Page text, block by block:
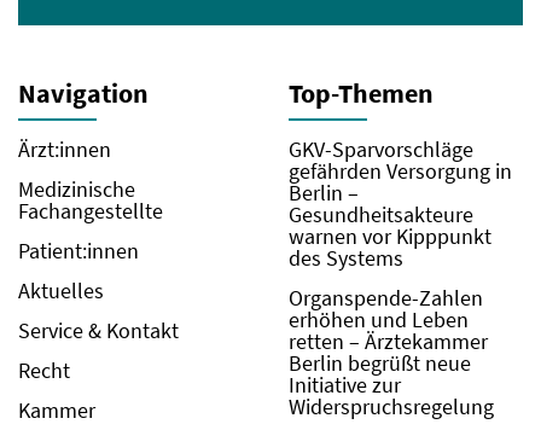
Navigation
Ärzt:innen
Medizinische
Fachangestellte
Patient:innen
Aktuelles
Service & Kontakt
Recht
Kammer
Top-Themen
GKV-Sparvorschläge
gefährden Versorgung in
Berlin –
Gesundheitsakteure
warnen vor Kipppunkt
des Systems
Organspende-Zahlen
erhöhen und Leben
retten – Ärztekammer
Berlin begrüßt neue
Initiative zur
Widerspruchsregelung